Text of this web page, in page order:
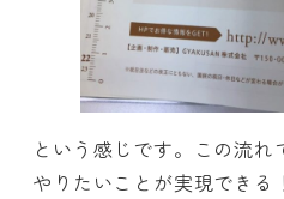
という感じです。この流れ
やりたいことが実現できる